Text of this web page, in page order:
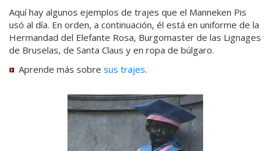
Aquí hay algunos ejemplos de trajes que el Manneken Pis
usó al día. En orden, a continuación, él está en uniforme de la
Hermandad del Elefante Rosa, Burgomaster de las Lignages
de Bruselas, de Santa Claus y en ropa de búlgaro.
Aprende más sobre sus trajes.